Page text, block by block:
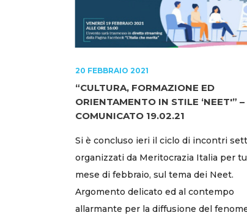
20 FEBBRAIO 2021
“CULTURA, FORMAZIONE ED
ORIENTAMENTO IN STILE ‘NEET'” –
COMUNICATO 19.02.21
Si è concluso ieri il ciclo di incontri
organizzati da Meritocrazia Italia per
mese di febbraio, sul tema dei Neet.
Argomento delicato ed al contempo
allarmante per la diffusione del